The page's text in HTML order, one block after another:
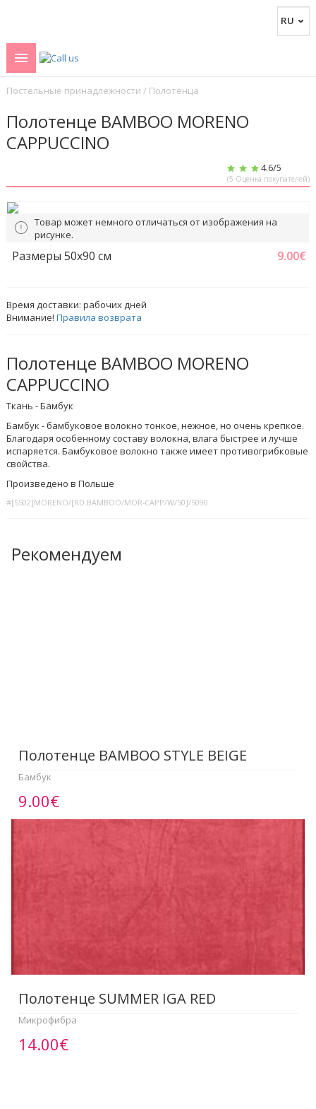
Постельные принадлежности / Полотенца
Полотенце BAMBOO MORENO
CAPPUCCINO
4.6/5
(5 Оценка покупателей)
Товар может немного отличаться от изображения на
рисунке.
Размеры 50x90 см 9.00€
Время доставки:рабочих дней
Внимание!Правила возврата
Полотенце BAMBOO MORENO
CAPPUCCINO
Ткань - Бамбук
Бамбук - бамбуковое волокно тонкое, нежное, но очень крепкое.
Благодаря особенному составу волокна, влага быстрее и лучше
испаряется. Бамбуковое волокно также имеет противогрибковые
свойства.
Произведено в Польше
#[S502]MORENO/[RD.BAMBOO/MOR-CAPP/W/50]/5090
Рекомендуем
Полотенце BAMBOO STYLE BEIGE
Бамбук
9.00€
Полотенце SUMMER IGA RED
Микрофибра
14.00€